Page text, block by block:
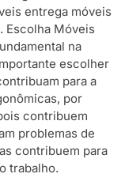
entrega móveis
Escolha Móveis
na
escolher
para a
por
contribuem
problemas de
contribuem para
trabalho.